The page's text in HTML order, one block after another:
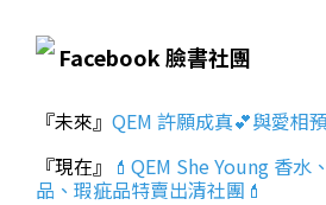
Facebook 臉書社團
『未來』 QEM 許願成真💕與愛相
『現在』 💄QEM She Young 香水
品、瑕疵品特賣出清社團💄